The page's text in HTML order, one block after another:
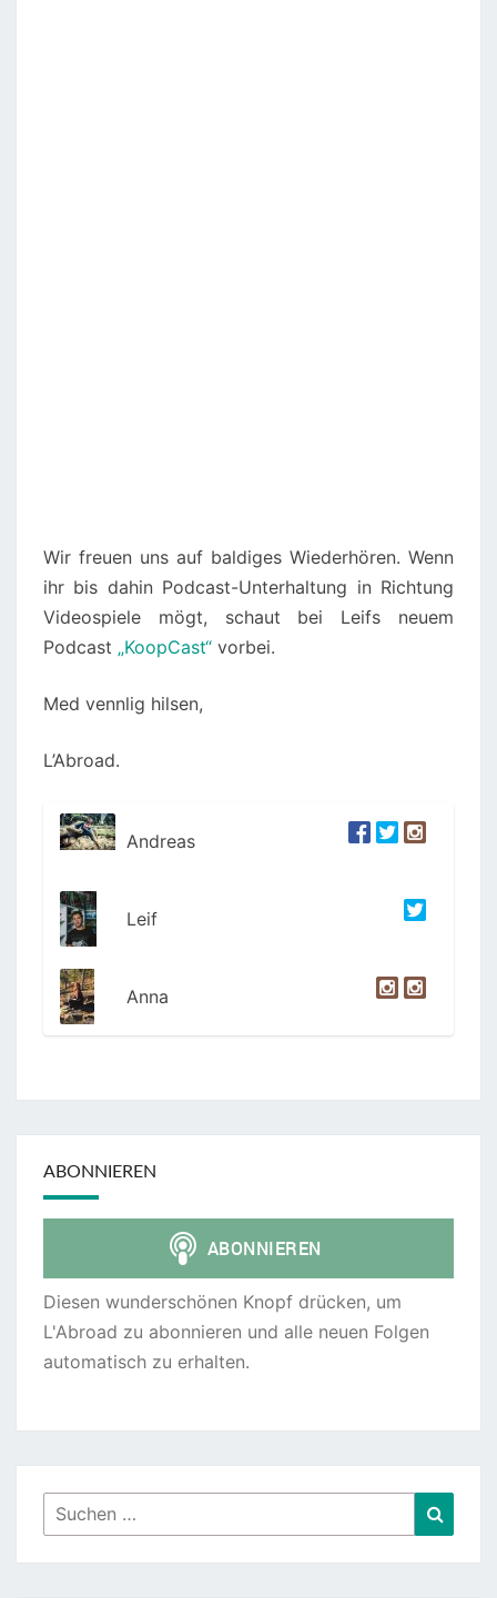
Wir freuen uns auf baldiges Wiederhören. Wenn
ihr bis dahin Podcast-Unterhaltung in Richtung
Videospiele mögt, schaut bei Leifs neuem
Podcast „KoopCast“ vorbei.
Med vennlig hilsen,
L’Abroad.
Andreas
Leif
Anna
ABONNIEREN
Diesen wunderschönen Knopf drücken, um
L'Abroad zu abonnieren und alle neuen Folgen
automatisch zu erhalten.
Suchen
nach: